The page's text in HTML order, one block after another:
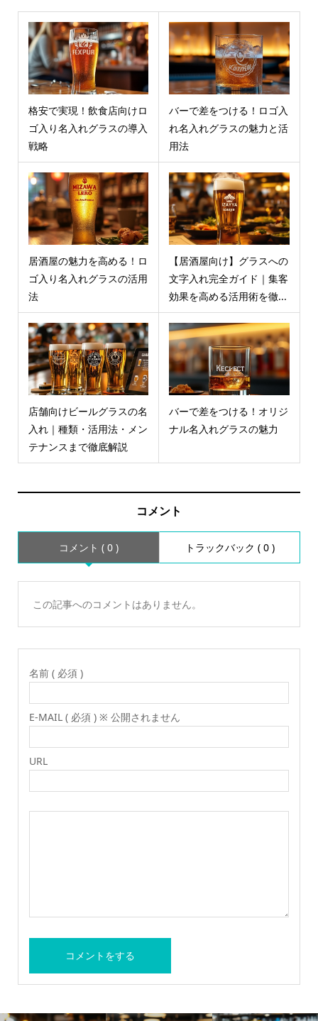
格安で実現！飲食店向けロ
ゴ入り名入れグラスの導入
戦略
バーで差をつける！ロゴ入
れ名入れグラスの魅力と活
用法
居酒屋の魅力を高める！ロ
ゴ入り名入れグラスの活用
法
【居酒屋向け】グラスへの
文字入れ完全ガイド｜集客
効果を高める活用術を徹...
店舗向けビールグラスの名
入れ｜種類・活用法・メン
テナンスまで徹底解説
バーで差をつける！オリジ
ナル名入れグラスの魅力
コメント
コメント ( 0 ) トラックバック ( 0 )
この記事へのコメントはありません。
名前 ( 必須 )
E-MAIL ( 必須 ) ※ 公開されません
URL